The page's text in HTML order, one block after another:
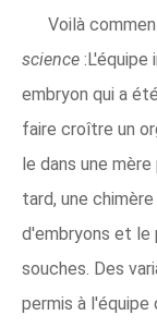
Voilà
science :L'équipe
embryon qui a
faire croître un
le dans une
tard, une
d'embryons et le
souches. Des
permis à l'équipe